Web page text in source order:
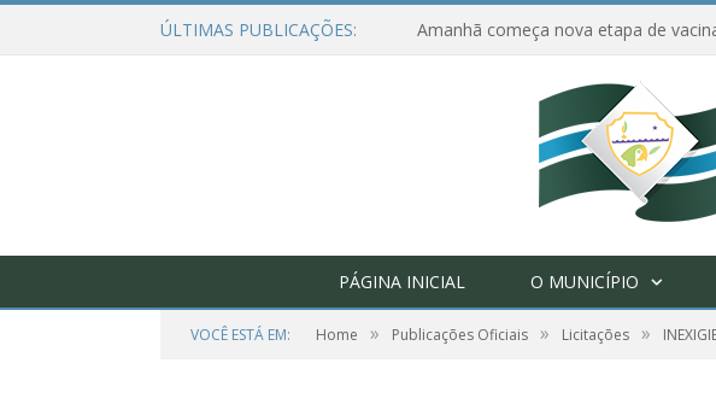
ÚLTIMAS PUBLICAÇÕES:
PÁGINA INICIAL O MUNICÍPIO
VOCÊ ESTÁ EM: Home » Publicações Oficiais » Licitações »